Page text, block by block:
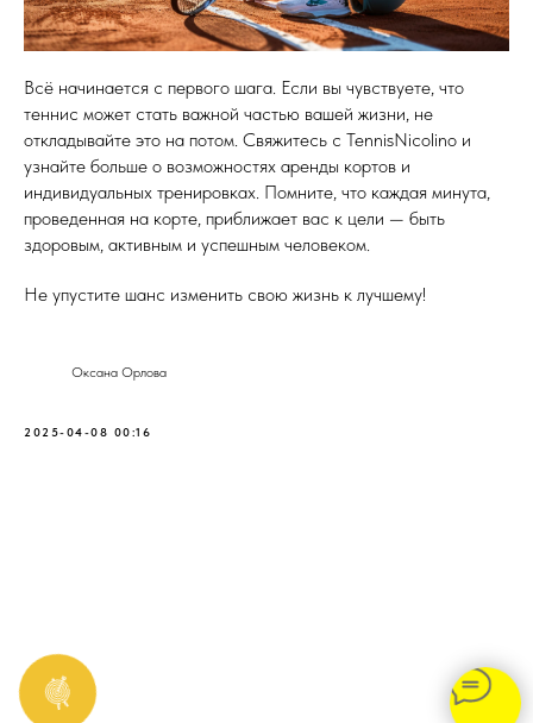
Всё начинается с первого шага. Если вы чувствуете, что
теннис может стать важной частью вашей жизни, не
откладывайте это на потом. Свяжитесь с TennisNicolino и
узнайте больше о возможностях аренды кортов и
индивидуальных тренировках. Помните, что каждая минута,
проведенная на корте, приближает вас к цели — быть
здоровым, активным и успешным человеком.
Не упустите шанс изменить свою жизнь к лучшему!
Оксана Орлова
2025-04-08 00:16